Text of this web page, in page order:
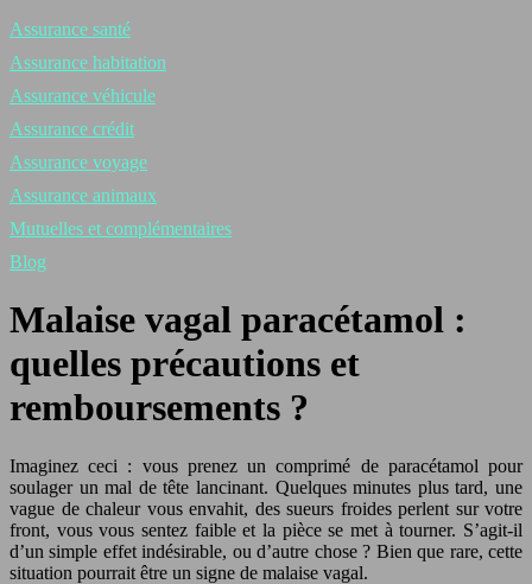
Assurance santé
Assurance habitation
Assurance véhicule
Assurance crédit
Assurance voyage
Assurance animaux
Mutuelles et complémentaires
Blog
Malaise vagal paracétamol :
quelles précautions et
remboursements ?
Imaginez ceci : vous prenez un comprimé de paracétamol pour
soulager un mal de tête lancinant. Quelques minutes plus tard, une
vague de chaleur vous envahit, des sueurs froides perlent sur votre
front, vous vous sentez faible et la pièce se met à tourner. S’agit-il
d’un simple effet indésirable, ou d’autre chose ? Bien que rare, cette
situation pourrait être un signe de malaise vagal.